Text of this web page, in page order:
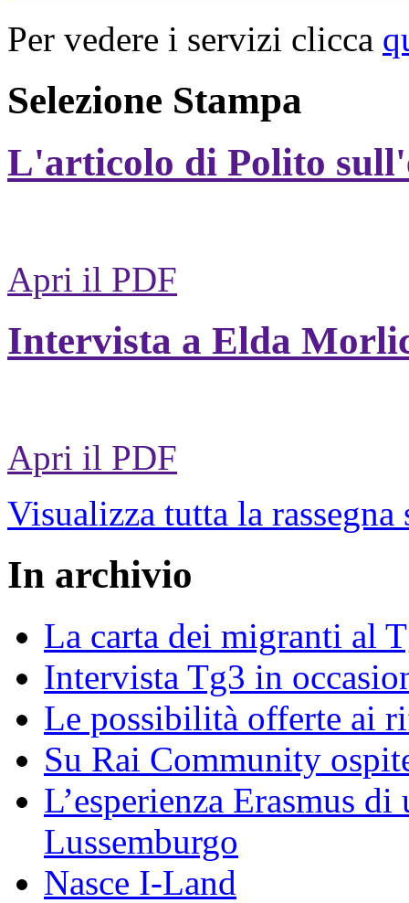
Per vedere i servizi clicca
Selezione Stampa
L'articolo di Polito
Apri il PDF
Intervista a Elda
Apri il PDF
Visualizza tutta la rassegna
In archivio
La carta dei migranti al
Intervista Tg3 in
Le possibilità offerte ai
Su Rai Community
L’esperienza Erasmus
Lussemburgo
Nasce I-Land